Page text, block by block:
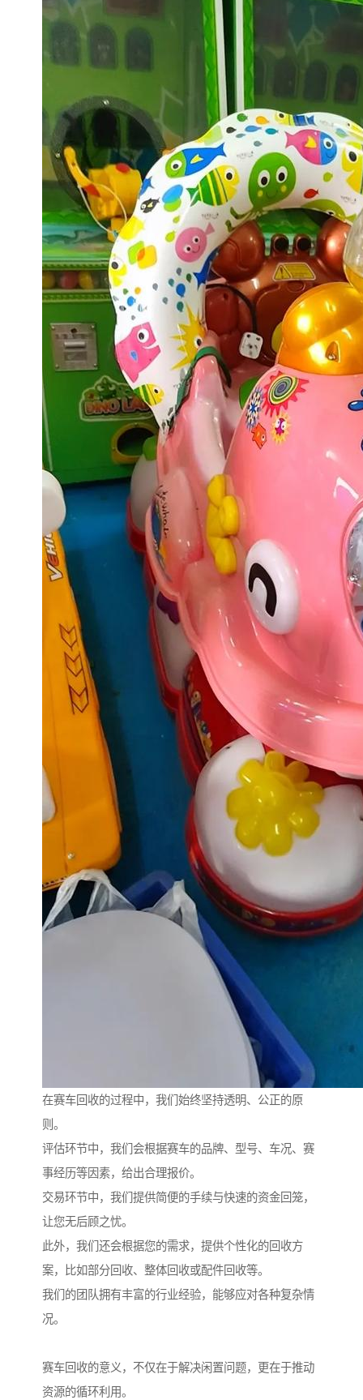
在赛车回收的过程中，我们始终坚持透明、公正的原
则。
评估环节中，我们会根据赛车的品牌、型号、车况、赛
事经历等因素，给出合理报价。
交易环节中，我们提供简便的手续与快速的资金回笼，
让您无后顾之忧。
此外，我们还会根据您的需求，提供个性化的回收方
案，比如部分回收、整体回收或配件回收等。
我们的团队拥有丰富的行业经验，能够应对各种复杂情
况。
赛车回收的意义，不仅在于解决闲置问题，更在于推动
资源的循环利用。